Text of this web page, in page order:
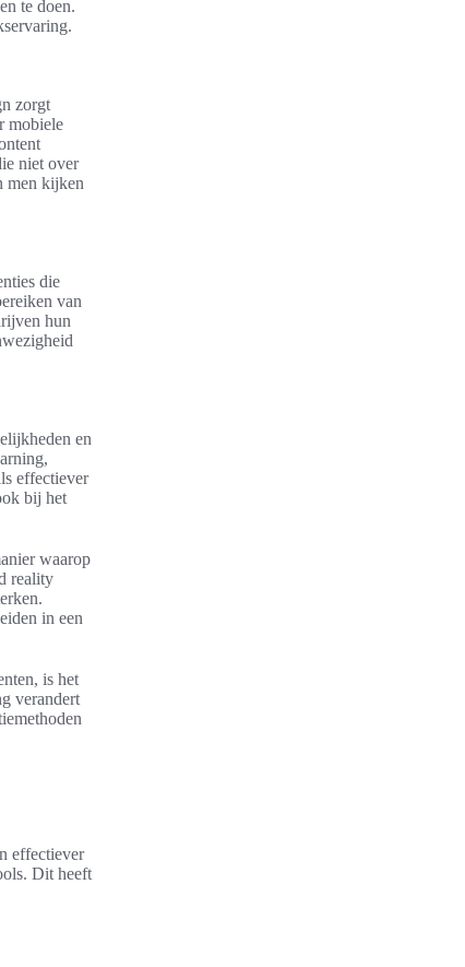
te doen.
zorgt
mobiele
niet over
men kijken
die
van
hun
en
effectiever
bij het
waarop
reality
in een
is het
verandert
effectiever
Dit heeft